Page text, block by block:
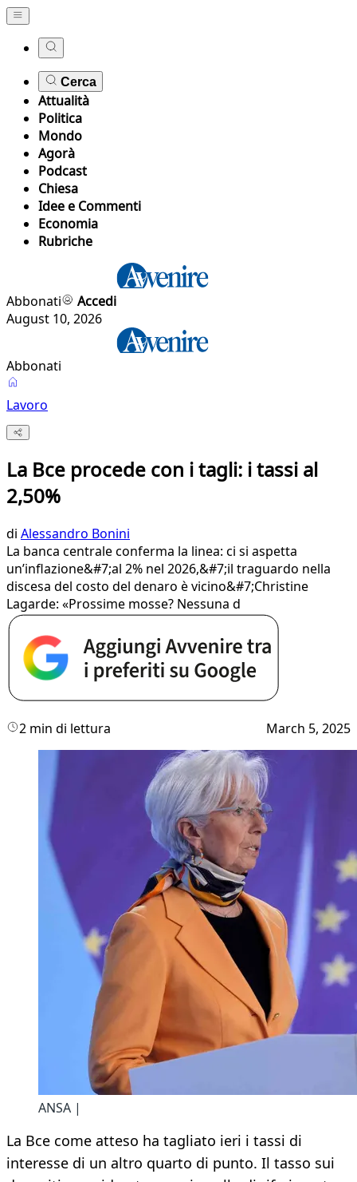
Cerca
Attualità
Politica
Mondo
Agorà
Podcast
Chiesa
Idee e Commenti
Economia
Rubriche
Abbonati
Accedi
August 10, 2026
Abbonati
Lavoro
La Bce procede con i tagli: i tassi al
2,50%
di Alessandro Bonini
La banca centrale conferma la linea: ci si aspetta
un’inflazione&#7;al 2% nel 2026,&#7;il traguardo nella
discesa del costo del denaro è vicino&#7;Christine
Lagarde: «Prossime mosse? Nessuna d
2 min di lettura March 5, 2025
ANSA |
La Bce come atteso ha tagliato ieri i tassi di
interesse di un altro quarto di punto. Il tasso sui